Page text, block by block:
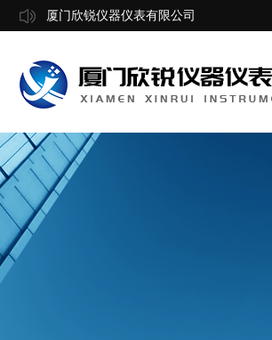
厦门欣锐仪器仪表有限公司